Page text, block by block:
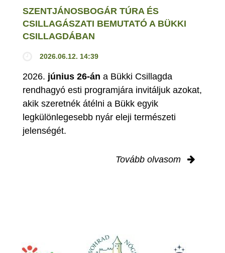
SZENTJÁNOSBOGÁR TÚRA ÉS
CSILLAGÁSZATI BEMUTATÓ A BÜKKI
CSILLAGDÁBAN
2026.06.12. 14:39
2026. június 26-án a Bükki Csillagda
rendhagyó esti programjára invitáljuk azokat,
akik szeretnék átélni a Bükk egyik
legkülönlegesebb nyár eleji természeti
jelenségét.
Tovább olvasom